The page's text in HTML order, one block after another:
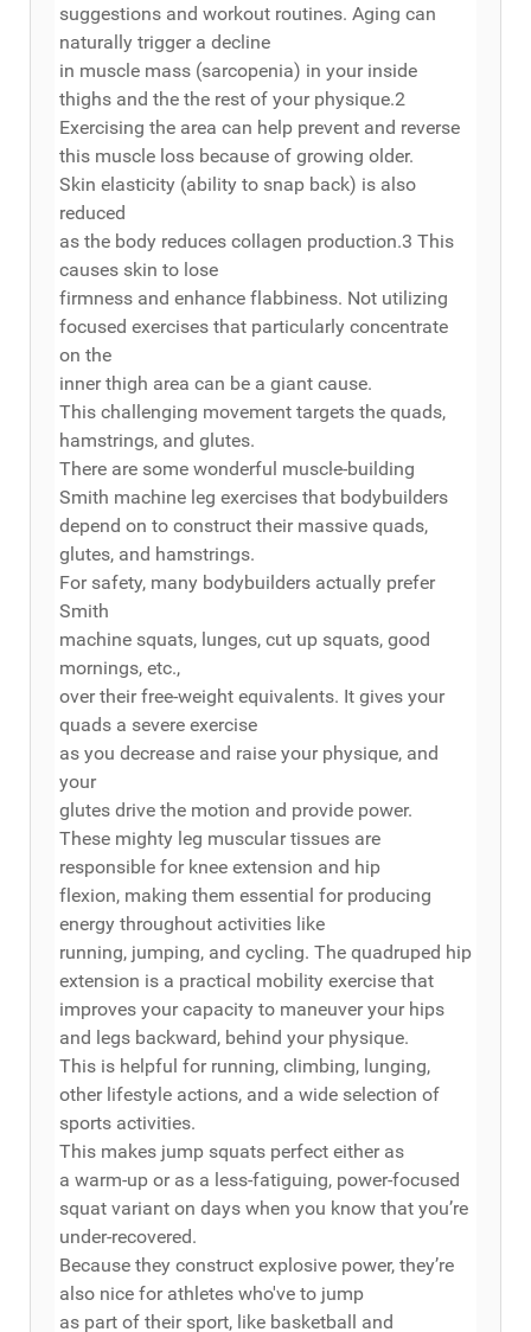
suggestions and workout routines. Aging can
naturally trigger a decline
in muscle mass (sarcopenia) in your inside
thighs and the the rest of your physique.2
Exercising the area can help prevent and reverse
this muscle loss because of growing older.
Skin elasticity (ability to snap back) is also
reduced
as the body reduces collagen production.3 This
causes skin to lose
firmness and enhance flabbiness. Not utilizing
focused exercises that particularly concentrate
on the
inner thigh area can be a giant cause.
This challenging movement targets the quads,
hamstrings, and glutes.
There are some wonderful muscle-building
Smith machine leg exercises that bodybuilders
depend on to construct their massive quads,
glutes, and hamstrings.
For safety, many bodybuilders actually prefer
Smith
machine squats, lunges, cut up squats, good
mornings, etc.,
over their free-weight equivalents. It gives your
quads a severe exercise
as you decrease and raise your physique, and
your
glutes drive the motion and provide power.
These mighty leg muscular tissues are
responsible for knee extension and hip
flexion, making them essential for producing
energy throughout activities like
running, jumping, and cycling. The quadruped hip
extension is a practical mobility exercise that
improves your capacity to maneuver your hips
and legs backward, behind your physique.
This is helpful for running, climbing, lunging,
other lifestyle actions, and a wide selection of
sports activities.
This makes jump squats perfect either as
a warm-up or as a less-fatiguing, power-focused
squat variant on days when you know that you’re
under-recovered.
Because they construct explosive power, they’re
also nice for athletes who've to jump
as part of their sport, like basketball and